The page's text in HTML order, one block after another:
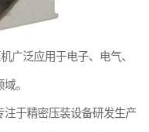
广泛应用于电子、电气、
。
注于精密压装设备研发生产